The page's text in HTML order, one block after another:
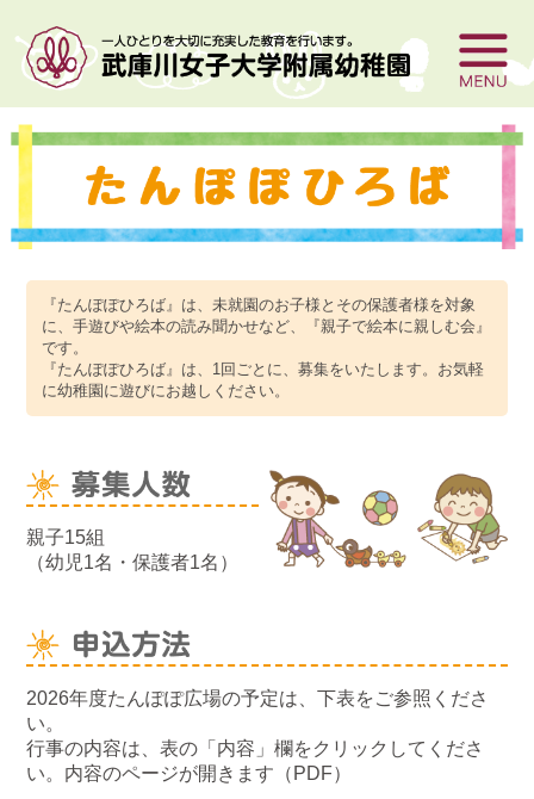
『たんぽぽひろば』は、未就園のお子様とその保護者様を対象
に、手遊びや絵本の読み聞かせなど、『親子で絵本に親しむ会』
です。
『たんぽぽひろば』は、1回ごとに、募集をいたします。お気軽
に幼稚園に遊びにお越しください。
親子15組
（幼児1名・保護者1名）
2026年度たんぽぽ広場の予定は、下表をご参照くださ
い。
行事の内容は、表の「内容」欄をクリックしてくださ
い。内容のページが開きます（PDF）